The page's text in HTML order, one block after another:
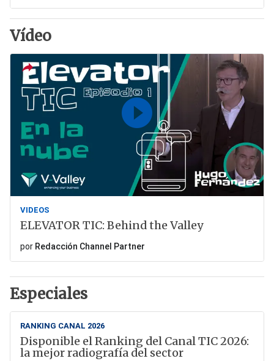
Vídeo
VIDEOS
ELEVATOR TIC: Behind the Valley
por Redacción Channel Partner
Especiales
RANKING CANAL 2026
Disponible el Ranking del Canal TIC 2026:
la mejor radiografía del sector